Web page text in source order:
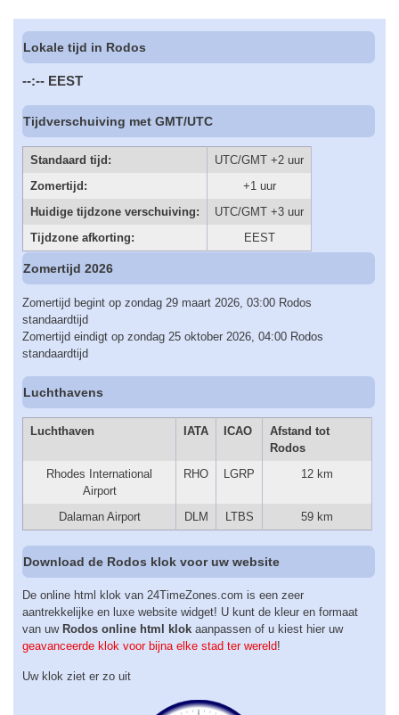
Lokale tijd in Rodos
--:-- EEST
Tijdverschuiving met GMT/UTC
Standaard tijd:
UTC/GMT +2 uur
Zomertijd:
+1 uur
Huidige tijdzone verschuiving:
UTC/GMT +3 uur
Tijdzone afkorting:
EEST
Zomertijd 2026
Zomertijd begint op zondag 29 maart 2026, 03:00 Rodos
standaardtijd
Zomertijd eindigt op zondag 25 oktober 2026, 04:00 Rodos
standaardtijd
Luchthavens
Luchthaven IATA ICAO
Afstand tot
Rodos
Rhodes International
Airport
RHO LGRP 12 km
Dalaman Airport DLM LTBS 59 km
Download de Rodos klok voor uw website
De online html klok van 24TimeZones.com is een zeer
aantrekkelijke en luxe website widget! U kunt de kleur en formaat
van uw Rodos online html klok aanpassen of u kiest hier uw
geavanceerde klok voor bijna elke stad ter wereld!
Uw klok ziet er zo uit